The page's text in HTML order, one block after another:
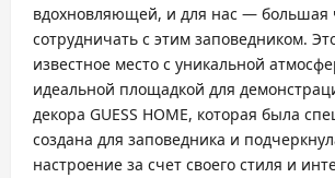
вдохновляющей, и для нас — большая
сотрудничать с этим заповедником.
известное место с уникальной
идеальной площадкой для
декора GUESS HOME, которая была
создана для заповедника и
настроение за счет своего стиля и